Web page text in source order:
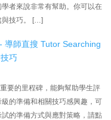
者來說非常有幫助。你可以在
與技巧。 […]
導師直搜 Tutor Searching
巧
要的里程碑，能夠幫助學生評
的準備和相關技巧感興趣，可
的準備方式與應對策略，請點